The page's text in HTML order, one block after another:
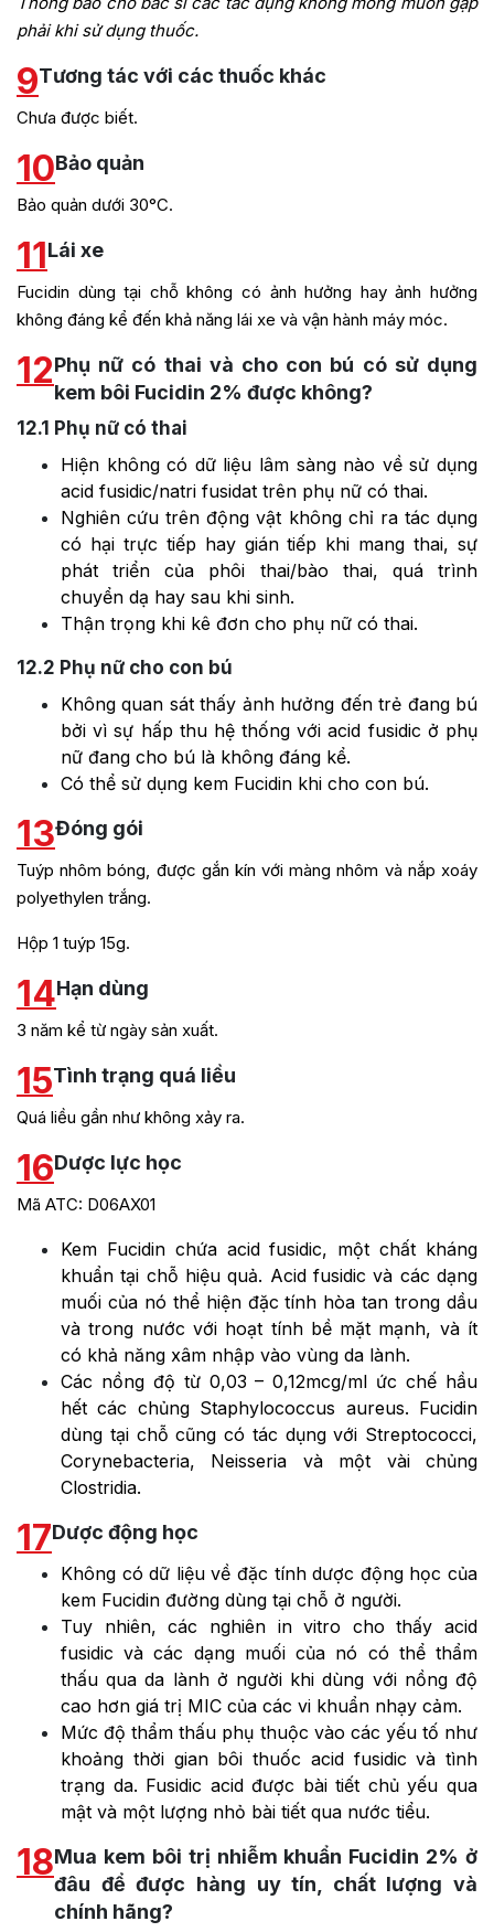
phải khi sử dụng thuốc.
9Tương tác với các thuốc khác
Chưa được biết.
10Bảo quản
Bảo quản dưới 30°C.
11Lái xe
Fucidin dùng tại chỗ không có ảnh hưởng hay ảnh hưởng
không đáng kể đến khả năng lái xe và vận hành máy móc.
12Phụ nữ có thai và cho con bú có sử dụng
kem bôi Fucidin 2% được không?
12.1 Phụ nữ có thai
Hiện không có dữ liệu lâm sàng nào về sử dụng
acid fusidic/natri fusidat trên phụ nữ có thai.
Nghiên cứu trên động vật không chỉ ra tác dụng
có hại trực tiếp hay gián tiếp khi mang thai, sự
phát triển của phôi thai/bào thai, quá trình
chuyển dạ hay sau khi sinh.
Thận trọng khi kê đơn cho phụ nữ có thai.
12.2 Phụ nữ cho con bú
Không quan sát thấy ảnh hưởng đến trẻ đang bú
bởi vì sự hấp thu hệ thống với acid fusidic ở phụ
nữ đang cho bú là không đáng kể.
Có thể sử dụng kem Fucidin khi cho con bú.
13Đóng gói
Tuýp nhôm bóng, được gắn kín với màng nhôm và nắp xoáy
polyethylen trắng.
Hộp 1 tuýp 15g.
14Hạn dùng
3 năm kể từ ngày sản xuất.
15Tình trạng quá liều
Quá liều gần như không xảy ra.
16Dược lực học
Mã ATC: D06AX01
Kem Fucidin chứa acid fusidic, một chất kháng
khuẩn tại chỗ hiệu quả. Acid fusidic và các dạng
muối của nó thể hiện đặc tính hòa tan trong dầu
và trong nước với hoạt tính bề mặt mạnh, và ít
có khả năng xâm nhập vào vùng da lành.
Các nồng độ từ 0,03 – 0,12mcg/ml ức chế hầu
hết các chủng Staphylococcus aureus. Fucidin
dùng tại chỗ cũng có tác dụng với Streptococci,
Corynebacteria, Neisseria và một vài chủng
Clostridia.
17Dược động học
Không có dữ liệu về đặc tính dược động học của
kem Fucidin đường dùng tại chỗ ở người.
Tuy nhiên, các nghiên in vitro cho thấy acid
fusidic và các dạng muối của nó có thể thẩm
thấu qua da lành ở người khi dùng với nồng độ
cao hơn giá trị MIC của các vi khuẩn nhạy cảm.
Mức độ thẩm thấu phụ thuộc vào các yếu tố như
khoảng thời gian bôi thuốc acid fusidic và tình
trạng da. Fusidic acid được bài tiết chủ yếu qua
mật và một lượng nhỏ bài tiết qua nước tiểu.
18Mua kem bôi trị nhiễm khuẩn Fucidin 2% ở
đâu để được hàng uy tín, chất lượng và
chính hãng?